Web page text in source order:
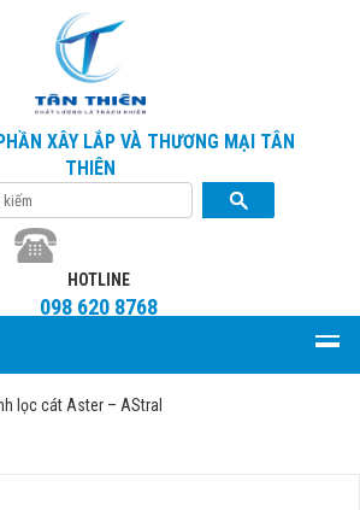
XÂY LẮP VÀ THƯƠNG MẠI TÂN
THIÊN
HOTLINE
098 620 8768
lọc cát Aster – AStral